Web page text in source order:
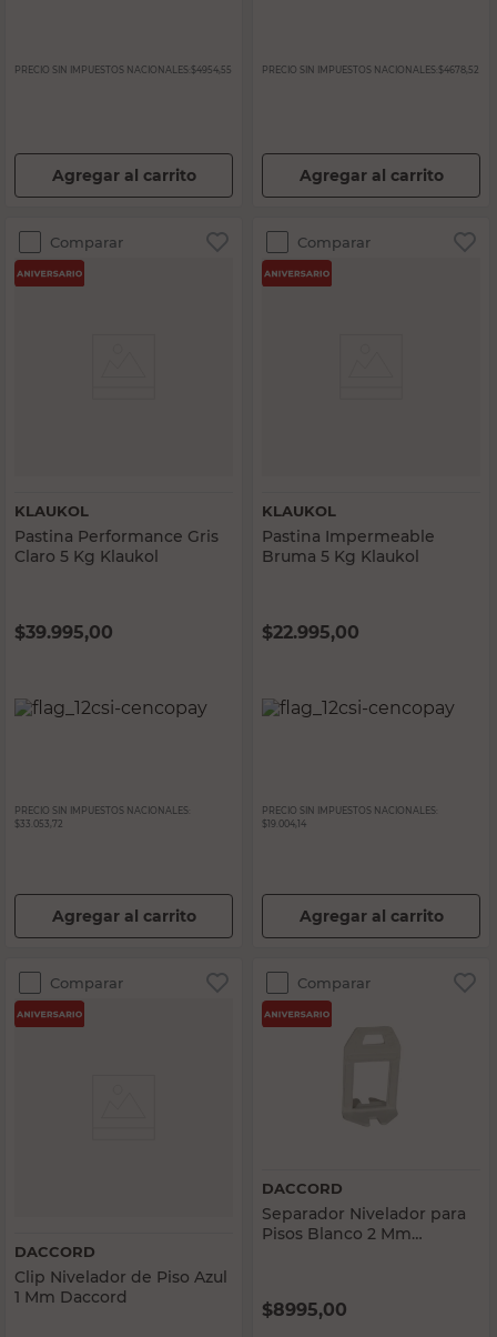
PRECIO SIN IMPUESTOS NACIONALES: $4954,55
Agregar al carrito
PRECIO SIN IMPUESTOS NACIONALES: $4678,52
Agregar al carrito
Comparar
KLAUKOL
Pastina Performance Gris
Claro 5 Kg Klaukol
$39.995,00
PRECIO SIN IMPUESTOS NACIONALES:
$33.053,72
Agregar al carrito
Comparar
KLAUKOL
Pastina Impermeable
Bruma 5 Kg Klaukol
$22.995,00
PRECIO SIN IMPUESTOS NACIONALES:
$19.004,14
Agregar al carrito
Comparar
DACCORD
Clip Nivelador de Piso Azul
1 Mm Daccord
Comparar
DACCORD
Separador Nivelador para
Pisos Blanco 2 Mm
$8995,00